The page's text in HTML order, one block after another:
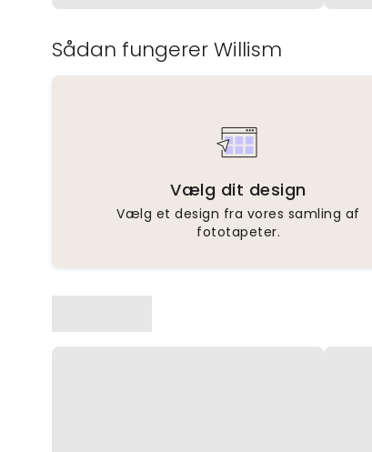
Sådan fungerer Willism
Vælg dit design
Vælg et design fra vores samling af
fototapeter.